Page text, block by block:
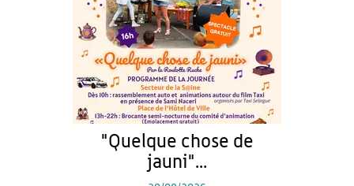
"Quelque chose de
jauni"...